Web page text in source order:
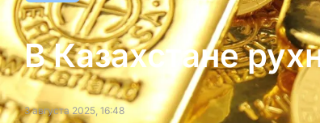
В Казахстане
3 августа 2025, 16:48